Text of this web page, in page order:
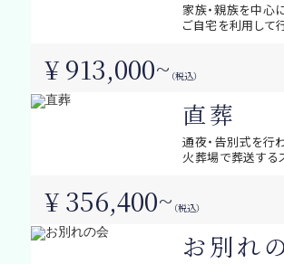
家族・親族を中心
ご自宅を利用して
¥ 913,000~ （税込）
直葬
通夜・告別式を行
火葬場で葬送する
¥ 356,400~ （税込）
お別れ